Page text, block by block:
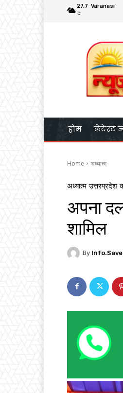
27.7
C
Varanasi
होम लेटेस्ट
Home अध्यात्म
अध्यात्म उत्तरप्रदेश
अपना
शामिल
By